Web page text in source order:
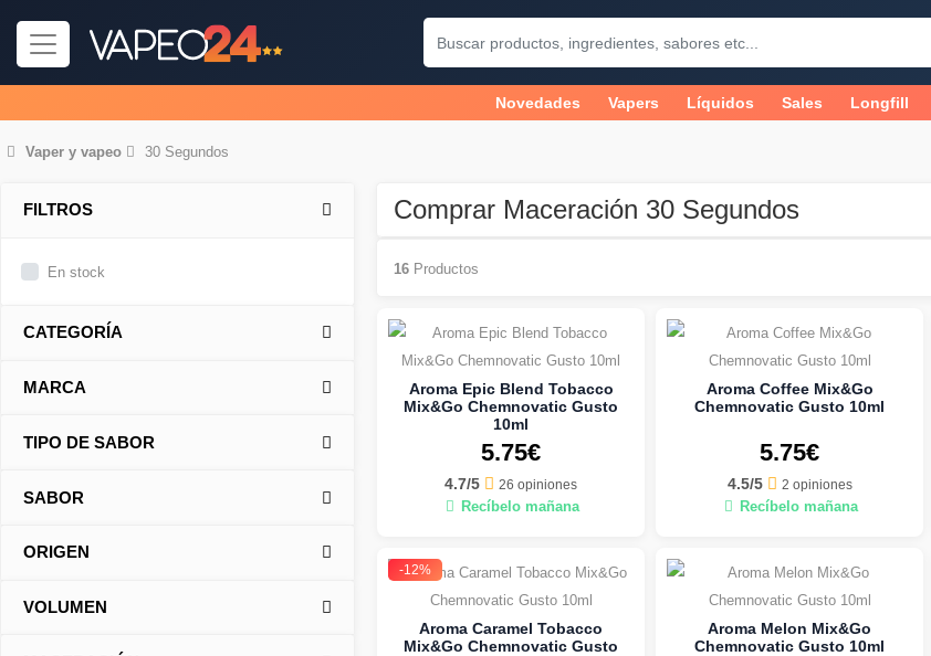
Novedades Vapers Líquidos Sales Longfill
Vaper y vapeo 30 Segundos
FILTROS
En stock
CATEGORÍA
MARCA
TIPO DE SABOR
SABOR
ORIGEN
VOLUMEN
Comprar Maceración 30 Segundos
16 Productos
Aroma Epic Blend Tobacco
Mix&Go Chemnovatic Gusto
10ml
5.75€
4.7/5 26 opiniones
Recíbelo mañana
Aroma Coffee Mix&Go
Chemnovatic Gusto 10ml
5.75€
4.5/5 2 opiniones
Recíbelo mañana
-12%
Aroma Caramel Tobacco
Mix&Go Chemnovatic Gusto
Aroma Melon Mix&Go
Chemnovatic Gusto 10ml